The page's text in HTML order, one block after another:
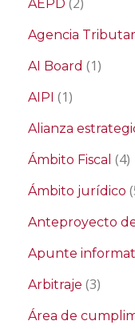
AEPD
Agencia
AI Board (1)
AIPI (1)
Alianza
Ámbito Fiscal (4)
Ámbito jurídico
Anteproyecto
Apunte
Arbitraje (3)
Área de